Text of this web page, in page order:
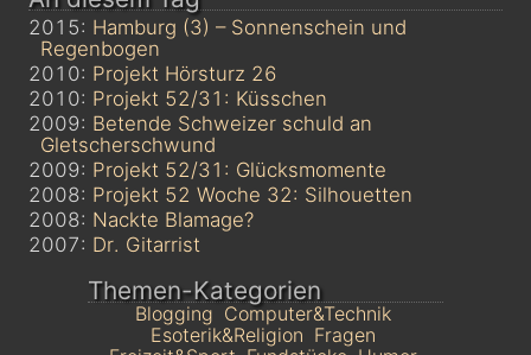
2015: Hamburg (3) – Sonnenschein und
Regenbogen
2010: Projekt Hörsturz 26
2010: Projekt 52/31: Küsschen
2009: Betende Schweizer schuld an
Gletscherschwund
2009: Projekt 52/31: Glücksmomente
2008: Projekt 52 Woche 32: Silhouetten
2008: Nackte Blamage?
2007: Dr. Gitarrist
Themen-Kategorien
Blogging Computer&Technik
Esoterik&Religion Fragen